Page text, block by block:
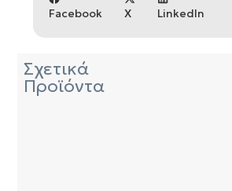
Facebook X LinkedIn
Σχετικά
Προϊόντα